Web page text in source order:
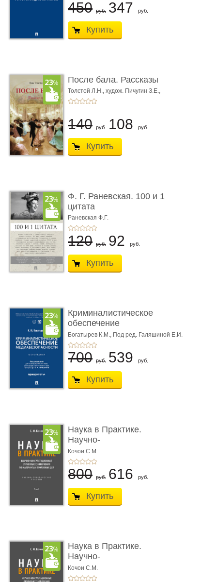
450 руб. 347 руб.
Купить
После бала. Рассказы
Толстой Л.Н., худож. Пичугин З.Е.,
худож. Лебедев А.И.,
140 руб. 108 руб.
Купить
Ф. Г. Раневская. 100 и 1
цитата
Раневская Ф.Г.
120 руб. 92 руб.
Купить
Криминалистическое
обеспечение
медиабезопас� ...
Богатырев К.М., Под ред. Галяшиной Е.И.
700 руб. 539 руб.
Купить
Наука в Практике.
Научно-
консультационные (пра
...
Кочои С.М.
800 руб. 616 руб.
Купить
Наука в Практике.
Научно-
консультационные (пра
...
Кочои С.М.